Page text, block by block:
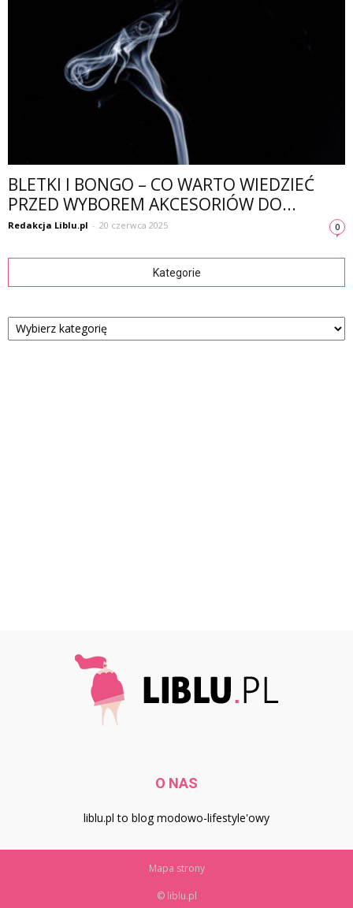
BLETKI I BONGO – CO WARTO WIEDZIEĆ
PRZED WYBOREM AKCESORIÓW DO...
Redakcja Liblu.pl - 20 czerwca 2025 0
Kategorie
Kategorie
O NAS
liblu.pl to blog modowo-lifestyle'owy
Mapa strony
© liblu.pl